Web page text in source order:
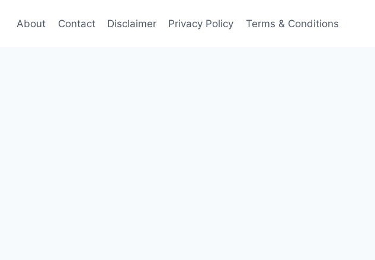
About Contact Disclaimer Privacy Policy Terms & Conditions